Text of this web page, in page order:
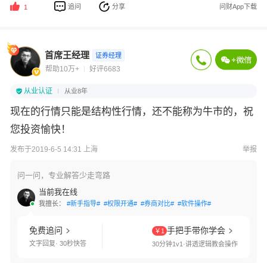
1 追问 分享 问财App下载
首席王经理 证券经理
帮助10万+ 好评6683
从业认证 从业8年
现在的行情只能是结构性行情，还不能称为牛市的，祝
您投资愉快！
发布于2019-6-5 14:31 上海 举报
问一问，专业解答少走弯路
当前我在线
我擅长： #新手指导# #权限开通# #券商对比# #软件操作#
免费追问
文字回复· 30秒快答
￥1 手把手带你学会
30分钟1v1·讲透逻辑教会操作